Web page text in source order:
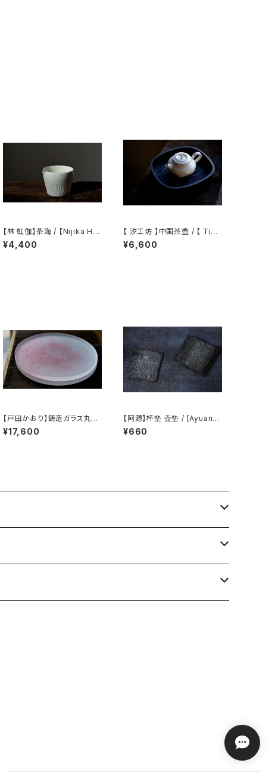
【林 虹伽】茶海 / 【Nijika Ha
yashi 】tea pitcher
¥4,400
【 汐工坊 】中国茶壺 / 【 Tida
l Atelier 】Chinese teapot
¥6,600
【戸田かおり】鋳造ガラス丸皿
/ 【kaoritoda】Cast Glass
Round Plate
¥17,600
【阿源】杯垫 壶垫 / [Ayuan]
Cup coaster Teapot mat
¥660